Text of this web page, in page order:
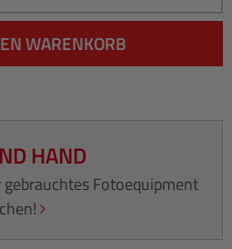
WARENKORB
HAND
gebrauchtes Fotoequipment